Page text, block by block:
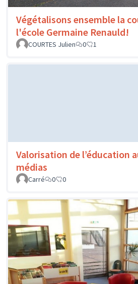
Végétalisons ensemble la
l'école Germaine Renauld!
COURTES Julien
0 1
Valorisation de l’éducation
médias
Carré
0 0